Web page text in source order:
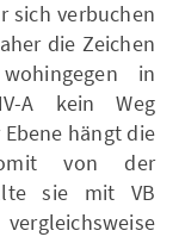
sich verbuchen
die Zeichen
in
A kein Weg
hängt die
von der
sie mit VB